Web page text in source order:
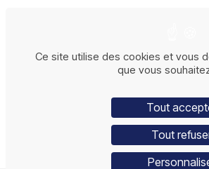
5 Bd François Mitterrand,
43120 Monistrol-sur-Loire
Ce site utilise des cookies et vous
que vous
Tout
Tout